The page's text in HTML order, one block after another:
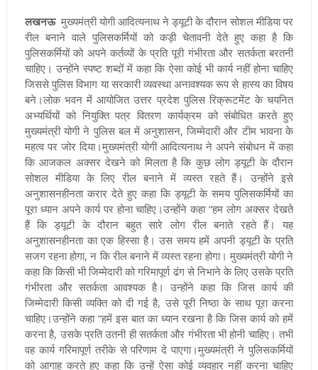
लखनऊ मुख्यमंत्री योगी आदित्यनाथ ने ड्यूटी के दौरान सोशल मीडिया पर
रील बनाने वाले पुलिसकर्मियों को कड़ी चेतावनी देते हुए कहा है कि
पुलिसकर्मियों को अपने कर्तव्यों के प्रति पूरी गंभीरता और सतर्कता बरतनी
चाहिए। उन्होंने स्पष्ट शब्दों में कहा कि ऐसा कोई भी कार्य नहीं होना चाहिए
जिससे पुलिस विभाग या सरकारी व्यवस्था अनावश्यक रूप से हास्य का विषय
बने।लोक भवन में आयोजित उत्तर प्रदेश पुलिस रिक्रूटमेंट के चयनित
अभ्यर्थियों को नियुक्ति पत्र वितरण कार्यक्रम को संबोधित करते हुए
मुख्यमंत्री योगी ने पुलिस बल में अनुशासन, जिम्मेदारी और टीम भावना के
महत्व पर जोर दिया।मुख्यमंत्री योगी आदित्यनाथ ने अपने संबोधन में कहा
कि आजकल अक्सर देखने को मिलता है कि कुछ लोग ड्यूटी के दौरान
सोशल मीडिया के लिए रील बनाने में व्यस्त रहते हैं। उन्होंने इसे
अनुशासनहीनता करार देते हुए कहा कि ड्यूटी के समय पुलिसकर्मियों का
पूरा ध्यान अपने कार्य पर होना चाहिए।उन्होंने कहा “हम लोग अक्सर देखते
हैं कि ड्यूटी के दौरान बहुत सारे लोग रील बनाते रहते हैं। यह
अनुशासनहीनता का एक हिस्सा है। उस समय हमें अपनी ड्यूटी के प्रति
सजग रहना होगा, न कि रील बनाने में व्यस्त रहना होगा। मुख्यमंत्री योगी ने
कहा कि किसी भी जिम्मेदारी को गरिमापूर्ण ढंग से निभाने के लिए उसके प्रति
गंभीरता और सतर्कता आवश्यक है। उन्होंने कहा कि जिस कार्य की
जिम्मेदारी किसी व्यक्ति को दी गई है, उसे पूरी निष्ठा के साथ पूरा करना
चाहिए।उन्होंने कहा “हमें इस बात का ध्यान रखना है कि जिस कार्य को हमें
करना है, उसके प्रति उतनी ही सतर्कता और गंभीरता भी होनी चाहिए। तभी
वह कार्य गरिमापूर्ण तरीके से परिणाम दे पाएगा।मुख्यमंत्री ने पुलिसकर्मियों
को आगाह करते हुए कहा कि उन्हें ऐसा कोई व्यवहार नहीं करना चाहिए